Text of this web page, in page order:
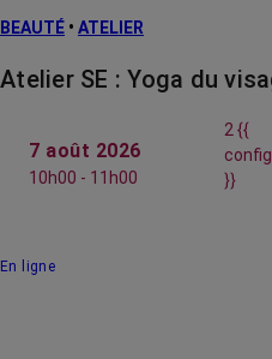
BEAUTÉ • ATELIER
Atelier SE : Yoga du
7 août 2026
10h00 - 11h00
2 {{
}}
En ligne